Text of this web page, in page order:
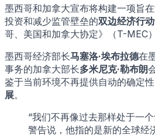
墨西哥和加拿大宣布将构建一项旨
投资和减少监管壁垒的双边经济行
哥、美国和加拿大协定》（T-MEC
墨西哥经济部长马塞洛·埃布拉德在
事务的加拿大部长多米尼克·勒布朗
鉴于当前环境不再提供自动的确定性
展。
“我们不再像过去那样处于一
警告说，他指的是新的全球经